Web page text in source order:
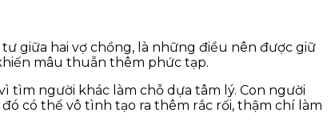
giữa hai vợ chồng, là những điều nên được giữ
mâu thuẫn thêm phức tạp.
tìm người khác làm chỗ dựa tâm lý. Con người
có thể vô tình tạo ra thêm rắc rối, thậm chí làm